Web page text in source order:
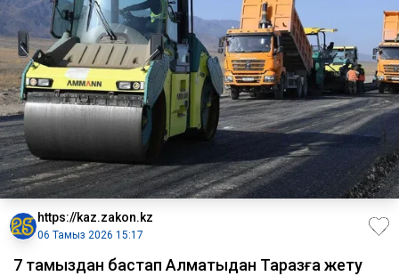
https://kaz.zakon.kz
06 Тамыз 2026 15:17
7 тамыздан бастап Алматыдан Таразға жету